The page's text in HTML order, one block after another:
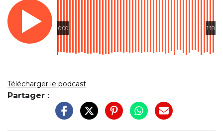
0:00 1:18
Télécharger le podcast
Partager :